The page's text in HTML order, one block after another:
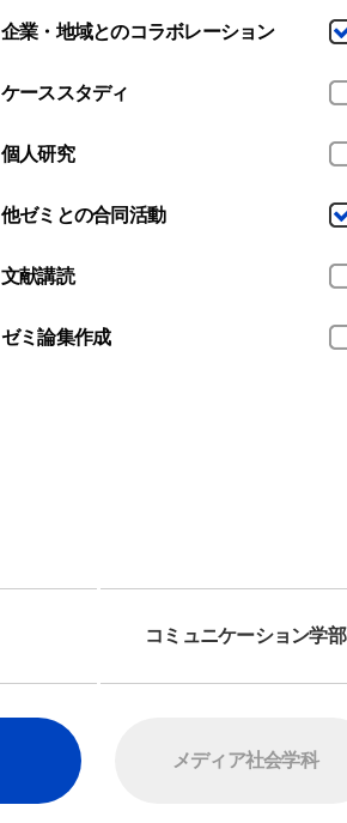
オープンキャンパス
TKUポータル
企業・地域とのコラボレーション
ケーススタディ
個人研究
他ゼミとの合同活動
文献講読
ゼミ論集作成
コミュニケーション学部
メディア社会学科